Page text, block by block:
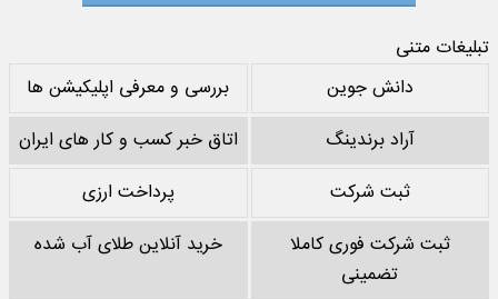
تبلیغات متنی
دانش جوین
بررسی و معرفی اپلیکیشن ها
آراد برندینگ
اتاق خبر کسب و کار های ایران
ثبت شرکت
پرداخت ارزی
ثبت شرکت فوری کاملا
تضمینی
خرید آنلاین طلای آب شده